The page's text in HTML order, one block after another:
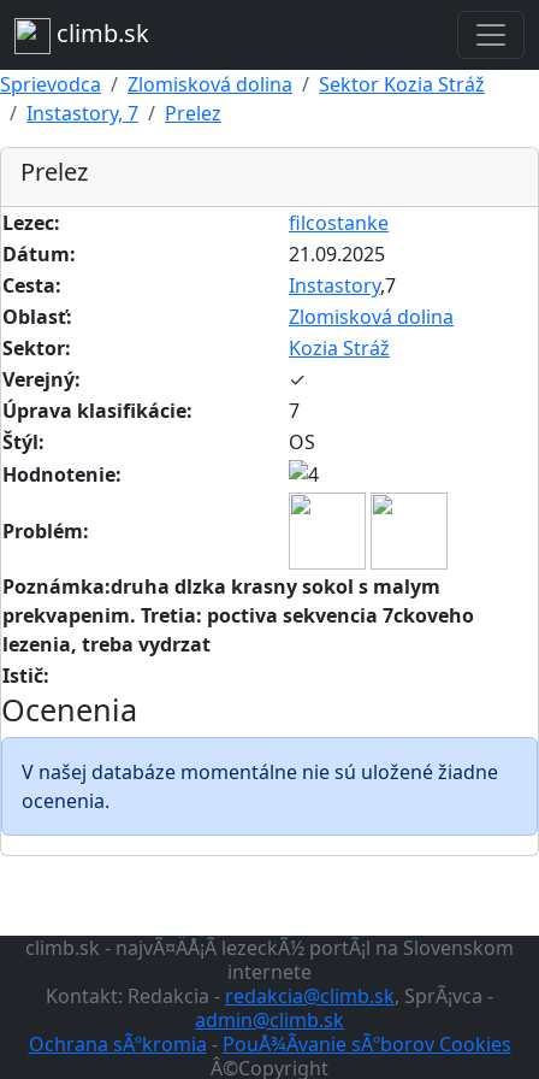
climb.sk
Sprievodca Zlomisková dolina
Sektor Kozia Stráž
Instastory, 7
Prelez
Prelez
Lezec:
filcostanke
Dátum:
21.09.2025
Cesta:
Instastory,7
Oblasť:
Zlomisková dolina
Sektor:
Kozia Stráž
Verejný:
✓
Úprava klasifikácie:
7
Štýl:
OS
Hodnotenie:
Problém:
Poznámka:druha dlzka krasny sokol s malym
prekvapenim. Tretia: poctiva sekvencia 7ckoveho
lezenia, treba vydrzat
Istič:
Ocenenia
V našej databáze momentálne nie sú uložené žiadne
ocenenia.
climb.sk - najvÃ¤ÄÅ¡Ã­ lezeckÃ½ portÃ¡l na Slovenskom
internete
Kontakt: Redakcia - redakcia@climb.sk, SprÃ¡vca -
admin@climb.sk
Ochrana sÃºkromia - PouÅ¾Ã­vanie sÃºborov Cookies
Â©Copyright